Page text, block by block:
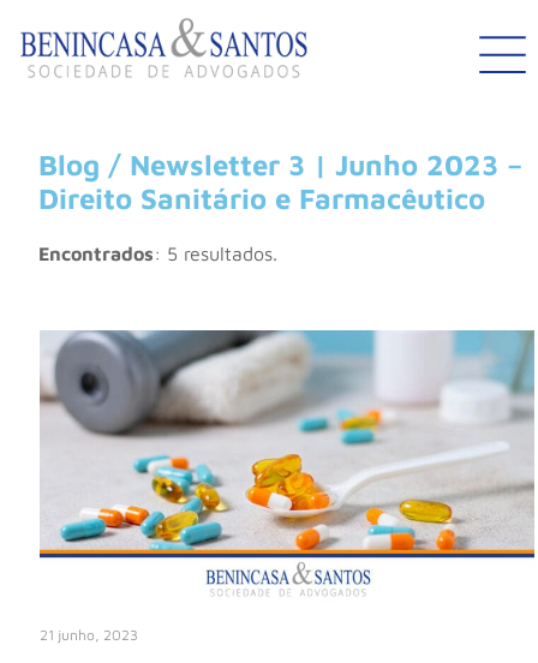
Blog / Newsletter 3 | Junho 2023 –
Direito Sanitário e Farmacêutico
Encontrados: 5 resultados.
21 junho, 2023